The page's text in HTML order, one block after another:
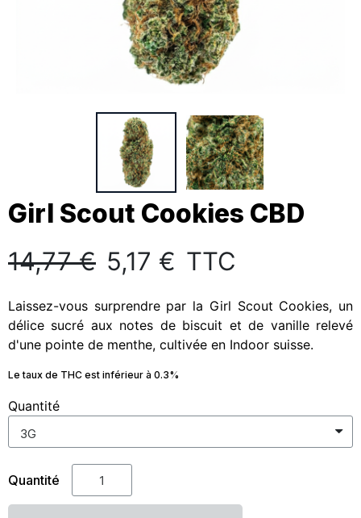
Girl Scout Cookies CBD
14,77 € 5,17 € TTC
Laissez-vous surprendre par la Girl Scout Cookies, un
délice sucré aux notes de biscuit et de vanille relevé
d'une pointe de menthe, cultivée en Indoor suisse.
Le taux de THC est inférieur à 0.3%
Quantité
Quantité